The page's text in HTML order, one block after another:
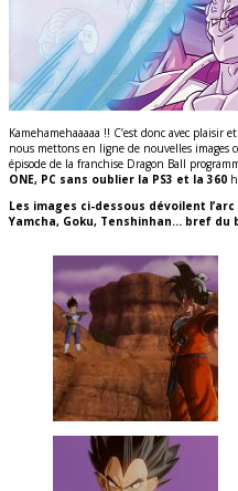
Kamehamehaaaaa !! C’est donc avec
nous mettons en ligne de nouvelles images
épisode de la franchise Dragon Ball
ONE, PC sans oublier la PS3 et la 360
Les images ci-dessous dévoilent
Yamcha, Goku, Tenshinhan… bref du